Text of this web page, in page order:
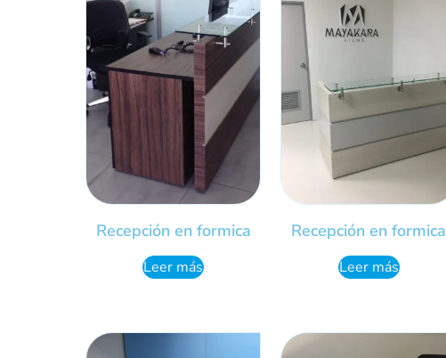
Recepción en formica
Leer más
Recepción en formica
Leer más